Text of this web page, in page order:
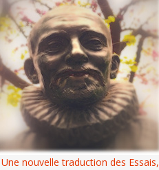
Une nouvelle traduction des Essais,